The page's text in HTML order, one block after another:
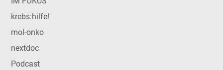
krebs:hilfe!
mol-onko
nextdoc
Podcast